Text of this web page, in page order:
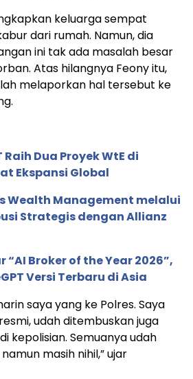
keluarga sempat
dari rumah. Namun, dia
ini tak ada masalah besar
Atas hilangnya Feony itu,
melaporkan hal tersebut ke
Raih Dua Proyek WtE di
Ekspansi Global
Wealth Management melalui
Strategis dengan Allianz
“AI Broker of the Year 2026”,
Versi Terbaru di Asia
saya yang ke Polres. Saya
udah ditembuskan juga
kepolisian. Semuanya udah
masih nihil,” ujar